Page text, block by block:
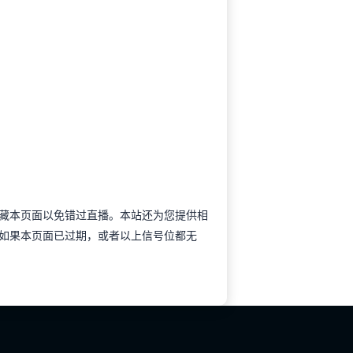
本页面以免错过直播。本站还为您提供相
果本页面已过期，或者以上信号位都无